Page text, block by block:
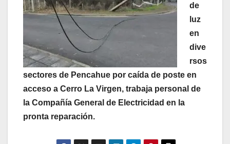
de
luz
en
dive
rsos
sectores de Pencahue por caída de poste en
acceso a Cerro La Virgen, trabaja personal de
la Compañía General de Electricidad en la
pronta reparación.